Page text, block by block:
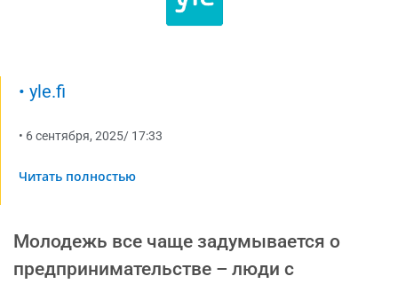
• yle.fi
• 6 сентября, 2025/ 17:33
Читать полностью
Молодежь все чаще задумывается о
предпринимательстве – люди с